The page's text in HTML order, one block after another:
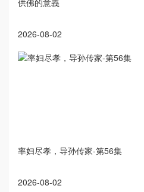
供佛的意義
2026-08-02
率妇尽孝，导孙传家-第56集
2026-08-02